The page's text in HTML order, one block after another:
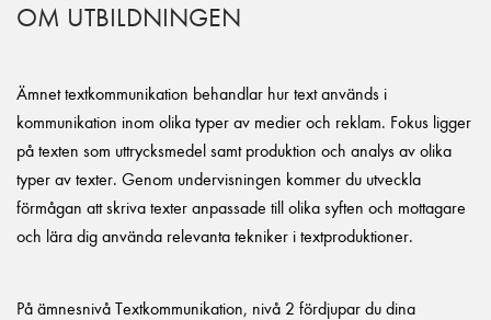
OM UTBILDNINGEN
Ämnet textkommunikation behandlar hur text används i
kommunikation inom olika typer av medier och reklam. Fokus ligger
på texten som uttrycksmedel samt produktion och analys av olika
typer av texter. Genom undervisningen kommer du utveckla
förmågan att skriva texter anpassade till olika syften och mottagare
och lära dig använda relevanta tekniker i textproduktioner.
På ämnesnivå Textkommunikation, nivå 2 fördjupar du dina